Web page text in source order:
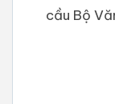
cầu Bộ